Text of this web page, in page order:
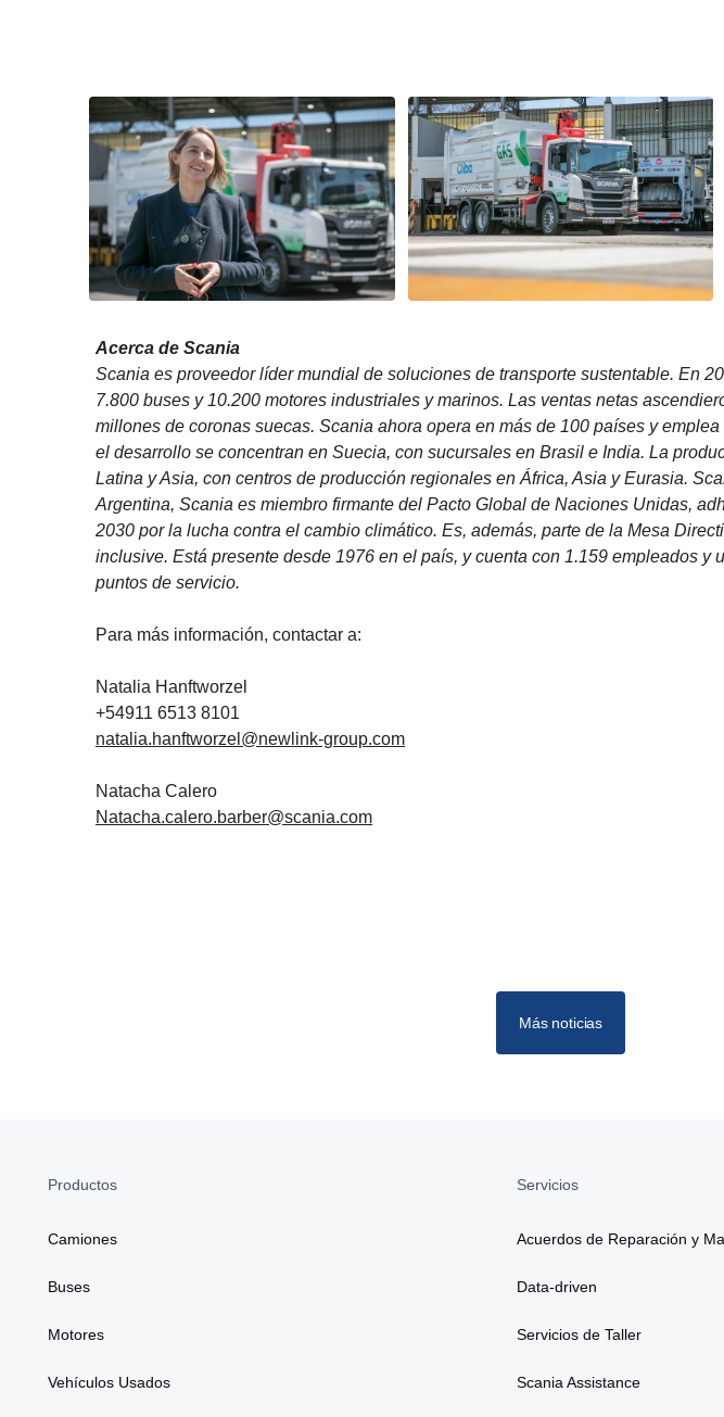
Acerca de Scania
Scania es proveedor líder mundial de soluciones de transporte sustentable. En
7.800 buses y 10.200 motores industriales y marinos. Las ventas netas
millones de coronas suecas. Scania ahora opera en más de 100 países y
el desarrollo se concentran en Suecia, con sucursales en Brasil e India. La
Latina y Asia, con centros de producción regionales en África, Asia y Eurasia.
Argentina, Scania es miembro firmante del Pacto Global de Naciones Unidas,
2030 por la lucha contra el cambio climático. Es, además, parte de la Mesa
inclusive. Está presente desde 1976 en el país, y cuenta con 1.159 empleados y
puntos de servicio.
Para más información, contactar a:
Natalia Hanftworzel
+54911 6513 8101
natalia.hanftworzel@newlink-group.com
Natacha Calero
Natacha.calero.barber@scania.com
Más noticias
Productos
Camiones
Buses
Motores
Vehículos Usados
Servicios
Acuerdos de Reparación y
Data-driven
Servicios de Taller
Scania Assistance